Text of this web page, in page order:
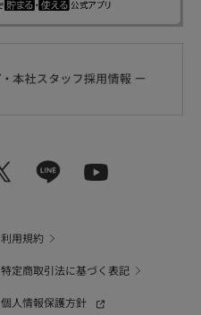
利用規約
特定商取引法に基づく表記
個人情報保護方針